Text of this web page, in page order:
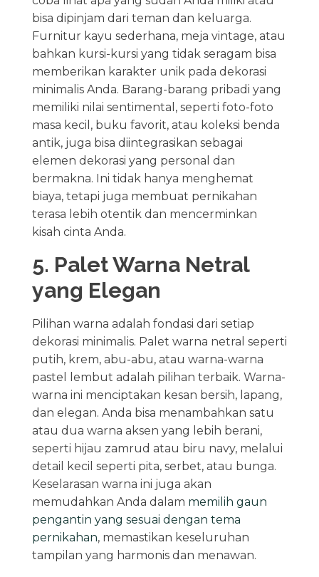
bisa dipinjam dari teman dan keluarga.
Furnitur kayu sederhana, meja vintage, atau
bahkan kursi-kursi yang tidak seragam bisa
memberikan karakter unik pada dekorasi
minimalis Anda. Barang-barang pribadi yang
memiliki nilai sentimental, seperti foto-foto
masa kecil, buku favorit, atau koleksi benda
antik, juga bisa diintegrasikan sebagai
elemen dekorasi yang personal dan
bermakna. Ini tidak hanya menghemat
biaya, tetapi juga membuat pernikahan
terasa lebih otentik dan mencerminkan
kisah cinta Anda.
5. Palet Warna Netral
yang Elegan
Pilihan warna adalah fondasi dari setiap
dekorasi minimalis. Palet warna netral seperti
putih, krem, abu-abu, atau warna-warna
pastel lembut adalah pilihan terbaik. Warna-
warna ini menciptakan kesan bersih, lapang,
dan elegan. Anda bisa menambahkan satu
atau dua warna aksen yang lebih berani,
seperti hijau zamrud atau biru navy, melalui
detail kecil seperti pita, serbet, atau bunga.
Keselarasan warna ini juga akan
memudahkan Anda dalam memilih gaun
pengantin yang sesuai dengan tema
pernikahan, memastikan keseluruhan
tampilan yang harmonis dan menawan.